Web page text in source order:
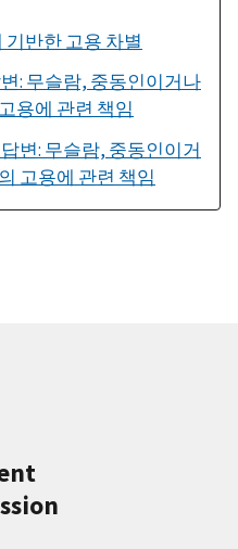
반한 고용 차별
: 무슬람, 중동인이거나
용에 관련 책임
변: 무슬람, 중동인이거
고용에 관련 책임